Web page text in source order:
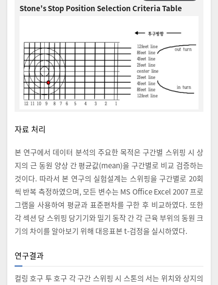
Stone's Stop Position Selection Criteria Table
자료 처리
본 연구에서 데이터 분석의 주요한 목적은 구간별 스위핑 시 상
지의 근 동원 양상 간 평균값(mean)을 구간별로 비교 검증하는
것이다. 따라서 본 연구의 실험설계는 스위핑을 구간별로 20회
씩 반복 측정하였으며, 모든 변수는 MS Office Excel 2007 프로
그램을 사용하여 평균과 표준편차를 구한 후 비교하였다. 또한
각 섹션 당 스위핑 당기기와 밀기 동작 간 각 근육 부위의 동원 크
기의 차이를 알아보기 위해 대응표본 t-검정을 실시하였다.
연구결과
컬링 호구 투 호구 각 구간 스위핑 시 스톤의 서는 위치와 상지의